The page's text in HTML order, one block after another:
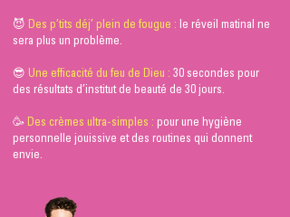
😈 Des p’tits déj’ plein de fougue : le réveil matinal ne
sera plus un problème.
😎 Une efficacité du feu de Dieu : 30 secondes pour
des résultats d’institut de beauté de 30 jours.
🥳 Des crèmes ultra-simples : pour une hygiène
personnelle jouissive et des routines qui donnent
envie.